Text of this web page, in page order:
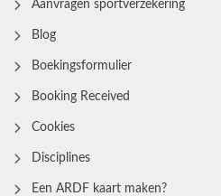
Aanvragen sportverzekering
Blog
Boekingsformulier
Booking Received
Cookies
Disciplines
Een ARDF kaart maken?